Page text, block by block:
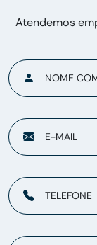
Atendemos
NOME
E-MAIL
TELEFONE